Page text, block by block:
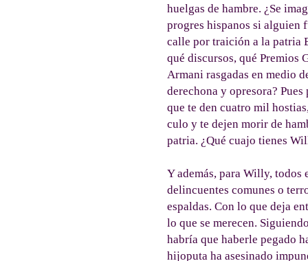
huelgas de hambre. ¿Se
progres hispanos si alguien
calle por traición a la patria
qué discursos, qué Premios
Armani rasgadas en medio
derechona y opresora?
que te den cuatro mil
culo y te dejen morir de
patria. ¿Qué cuajo tienes
Y además, para Willy, todos
delincuentes comunes o
espaldas. Con lo que deja
lo que se merecen.
habría que haberle pegado
hijoputa ha asesinado